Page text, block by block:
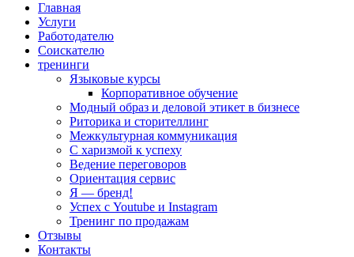
Главная
Услуги
Работодателю
Соискателю
тренинги
Языковые курсы
Корпоративное обучение
Модный образ и деловой этикет в бизнесе
Риторика и сторителлинг
Межкультурная коммуникация
С харизмой к успеху
Ведение переговоров
Ориентация сервис
Я — бренд!
Успех с Youtube и Instagram
Тренинг по продажам
Отзывы
Контакты